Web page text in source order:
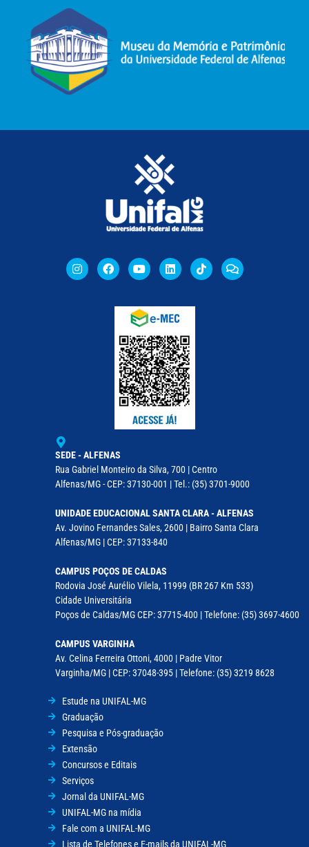
SEDE - ALFENAS
Rua Gabriel Monteiro da Silva, 700 | Centro
Alfenas/MG - CEP: 37130-001 | Tel.: (35) 3701-9000
UNIDADE EDUCACIONAL SANTA CLARA - ALFENAS
Av. Jovino Fernandes Sales, 2600 | Bairro Santa Clara
Alfenas/MG | CEP: 37133-840
CAMPUS POÇOS DE CALDAS
Rodovia José Aurélio Vilela, 11999 (BR 267 Km 533)
Cidade Universitária
Poços de Caldas/MG CEP: 37715-400 | Telefone: (35) 3697-4600
CAMPUS VARGINHA
Av. Celina Ferreira Ottoni, 4000 | Padre Vitor
Varginha/MG | CEP: 37048-395 | Telefone: (35) 3219 8628
Estude na UNIFAL-MG
Graduação
Pesquisa e Pós-graduação
Extensão
Concursos e Editais
Serviços
Jornal da UNIFAL-MG
UNIFAL-MG na mídia
Fale com a UNIFAL-MG
Lista de Telefones e E-mails da UNIFAL-MG